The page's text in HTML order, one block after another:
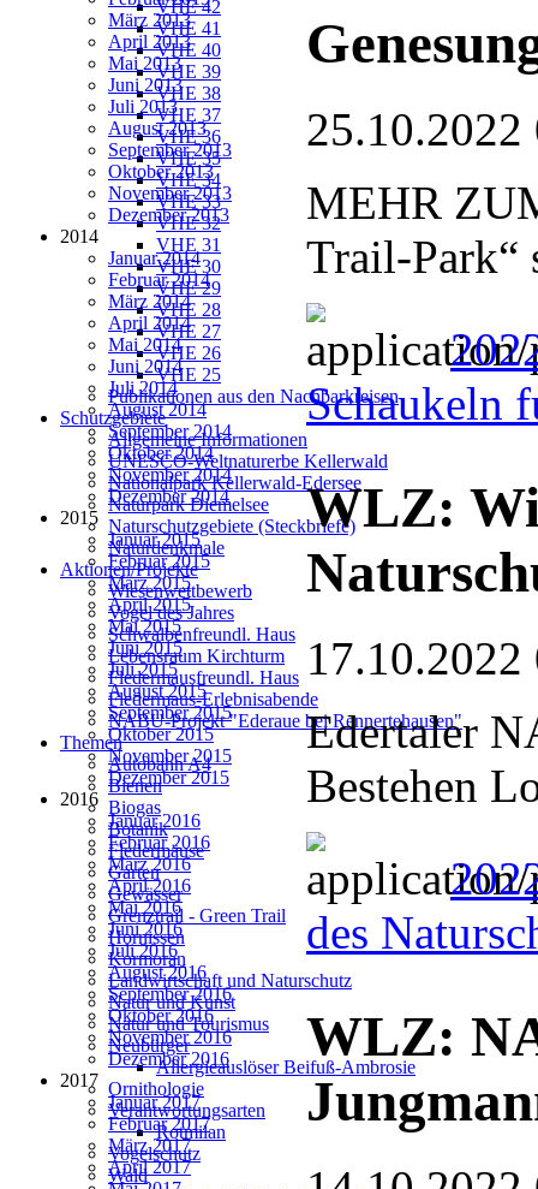
VHE 42
VHE 41
VHE 40
VHE 39
VHE 38
VHE 37
VHE 36
VHE 35
VHE 34
VHE 33
VHE 32
VHE 31
VHE 30
VHE 29
VHE 28
VHE 27
VHE 26
VHE 25
Publikationen aus den Nachbarkreisen
Schutzgebiete
Allgemeine Informationen
UNESCO-Weltnaturerbe Kellerwald
Nationalpark Kellerwald-Edersee
Naturpark Diemelsee
Naturschutzgebiete (Steckbriefe)
Naturdenkmale
Aktionen/Projekte
Wiesenwettbewerb
Vogel des Jahres
Schwalbenfreundl. Haus
Lebensraum Kirchturm
Fledermausfreundl. Haus
Fledermaus-Erlebnisabende
NABU-Projekt "Ederaue bei Rennertehausen"
Themen
Autobahn A4
Bienen
Biogas
Botanik
Fledermäuse
Garten
Gewässer
Grenztrail - Green Trail
Hornissen
Kormoran
Landwirtschaft und Naturschutz
Natur und Kunst
Natur und Tourismus
Neubürger
Allergieauslöser Beifuß-Ambrosie
Ornithologie
Verantwortungsarten
Rotmilan
Vogelschutz
Wald
März 2013
April 2013
Mai 2013
Juni 2013
Juli 2013
August 2013
September 2013
Oktober 2013
November 2013
Dezember 2013
2014
Januar 2014
Februar 2014
März 2014
April 2014
Mai 2014
Juni 2014
Juli 2014
August 2014
September 2014
Oktober 2014
November 2014
Dezember 2014
2015
Januar 2015
Februar 2015
März 2015
April 2015
Mai 2015
Juni 2015
Juli 2015
August 2015
September 2015
Oktober 2015
November 2015
Dezember 2015
2016
Januar 2016
Februar 2016
März 2016
April 2016
Mai 2016
Juni 2016
Juli 2016
August 2016
September 2016
Oktober 2016
November 2016
Dezember 2016
2017
Januar 2017
Februar 2017
März 2017
April 2017
25.10.2022
MEHR
Trail-Park“
Schaukeln
WLZ:
17.10.2022
Edertaler
Bestehen
des
WLZ: